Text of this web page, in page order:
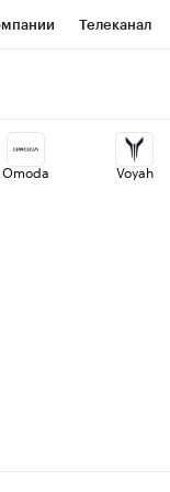
Телеканал
Проверка контрагентов
Omoda Voyah